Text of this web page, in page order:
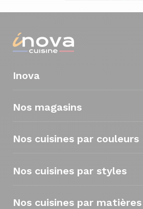
Inova
Nos magasins
Nos cuisines par couleurs
Nos cuisines par styles
Nos cuisines par matières